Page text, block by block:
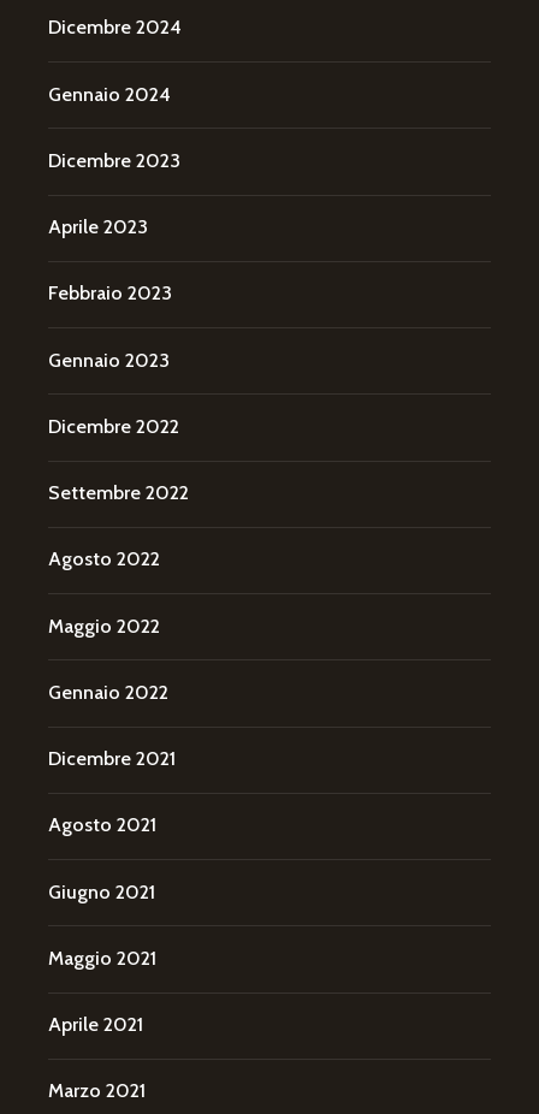
Dicembre 2024
Gennaio 2024
Dicembre 2023
Aprile 2023
Febbraio 2023
Gennaio 2023
Dicembre 2022
Settembre 2022
Agosto 2022
Maggio 2022
Gennaio 2022
Dicembre 2021
Agosto 2021
Giugno 2021
Maggio 2021
Aprile 2021
Marzo 2021